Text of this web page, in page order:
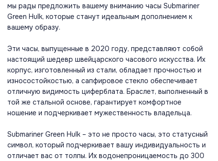
мы рады предложить вашему вниманию часы Submariner
Green Hulk, которые станут идеальным дополнением к
вашему образу.
Эти часы, выпущенные в 2020 году, представляют собой
настоящий шедевр швейцарского часового искусства. Их
корпус, изготовленный из стали, обладает прочностью и
износостойкостью, а сапфировое стекло обеспечивает
отличную видимость циферблата. Браслет, выполненный в
той же стальной основе, гарантирует комфортное
ношение и подчеркивает мужественность владельца.
Submariner Green Hulk – это не просто часы, это статусный
символ, который подчеркивает вашу индивидуальность и
отличает вас от толпы. Их водонепроницаемость до 300